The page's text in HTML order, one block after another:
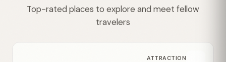
Top-rated places to explore and meet fellow
travelers
ATTRACTION